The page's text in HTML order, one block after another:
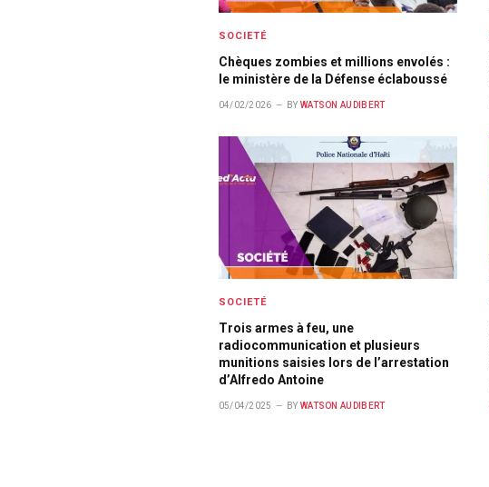
SOCIETÉ
Chèques zombies et millions envolés :
le ministère de la Défense éclaboussé
04/02/2026 BY WATSON AUDIBERT
SOCIETÉ
Trois armes à feu, une
radiocommunication et plusieurs
munitions saisies lors de l’arrestation
d’Alfredo Antoine
05/04/2025 BY WATSON AUDIBERT